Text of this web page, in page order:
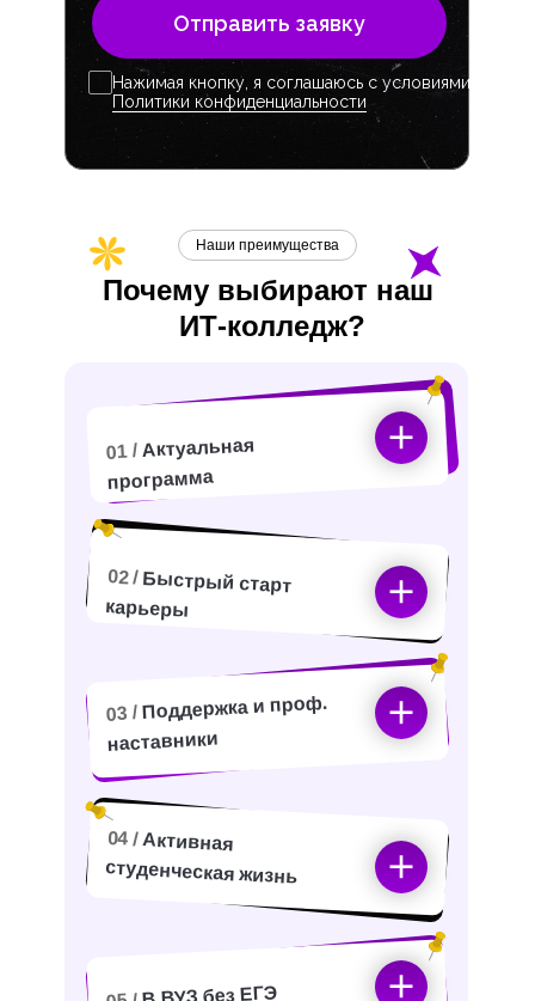
Отправить заявку
Нажимая кнопку, я соглашаюсь с условиями
Политики конфиденциальности
Почему выбирают наш
ИТ-колледж?
Наши преимущества
01 / Актуальная
программа
02 / Быстрый старт
карьеры
04 /Активная
студенческая жизнь
03 / Поддержка и проф.
наставники